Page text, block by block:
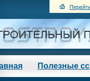
Полезные